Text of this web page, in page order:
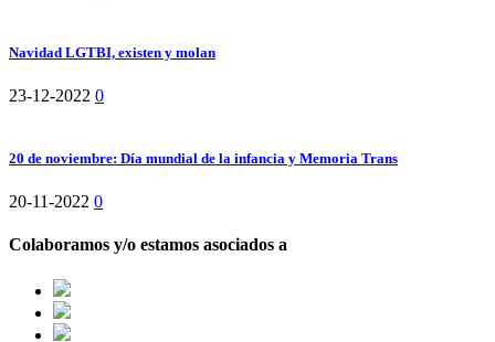
Navidad LGTBI, existen y molan
23-12-2022 0
20 de noviembre: Día mundial de la infancia y Memoria Trans
20-11-2022 0
Colaboramos y/o estamos asociados a